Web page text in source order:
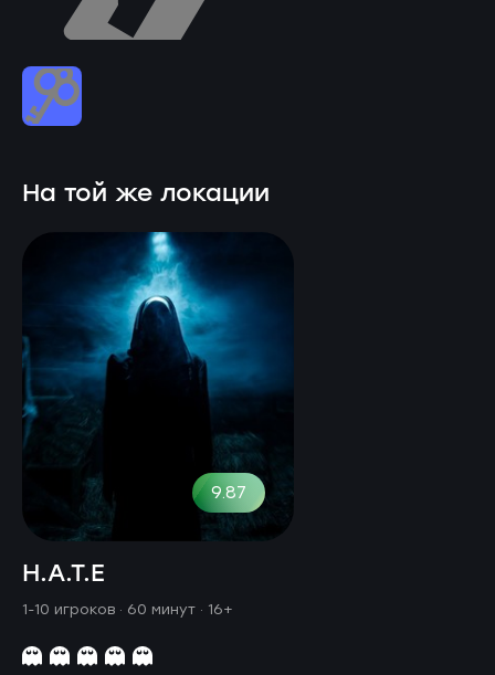
На той же локации
9.87
H.A.T.E
1-10 игроков · 60 минут · 16+